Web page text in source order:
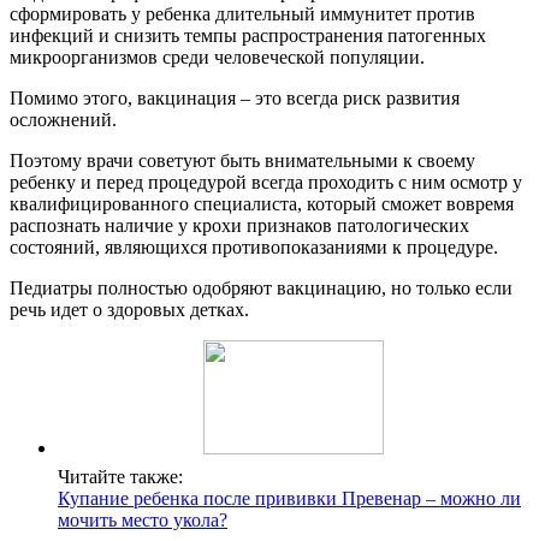
сформировать у ребенка длительный иммунитет против
инфекций и снизить темпы распространения патогенных
микроорганизмов среди человеческой популяции.
Помимо этого, вакцинация – это всегда риск развития
осложнений.
Поэтому врачи советуют быть внимательными к своему
ребенку и перед процедурой всегда проходить с ним осмотр у
квалифицированного специалиста, который сможет вовремя
распознать наличие у крохи признаков патологических
состояний, являющихся противопоказаниями к процедуре.
Педиатры полностью одобряют вакцинацию, но только если
речь идет о здоровых детках.
Читайте также:
Купание ребенка после прививки Превенар – можно ли
мочить место укола?